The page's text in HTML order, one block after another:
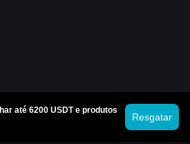
até 6200 USDT e produtos
Resgatar